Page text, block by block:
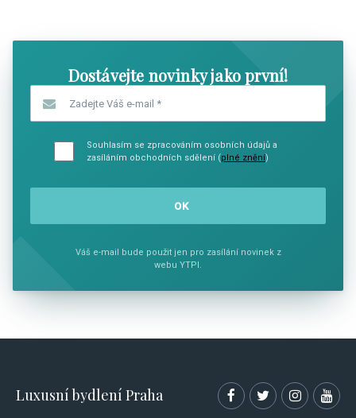
Dostávejte novinky jako první!
Souhlasím se zpracováním osobních údajů a
zasíláním obchodních sdělení (plné znění)
Váš e-mail bude použit jen pro zasílání novinek z
webu YTPI.
Luxusní bydlení Praha